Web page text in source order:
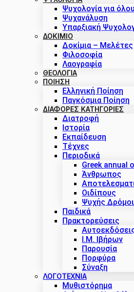
Ψυχολογία για
Ψυχανάλυση
Υπαρξιακή
ΔΟΚΊΜΙΟ
Δοκίμια – Μελέτες
Φιλοσοφία
Λαογραφία
ΘΕΟΛΟΓΙΑ
ΠΟΙΗΣΗ
Ελληνική Ποίηση
Παγκόσμια Ποίηση
ΔΙΑΦΟΡΕΣ ΚΑΤΗΓΟΡΙΕΣ
Διατροφή
Ιστορία
Εκπαίδευση
Τέχνες
Περιοδικά
Greek annual
Άνθρωπος
Οιδίπους
Ψυχής Δρόμοι
Παιδικά
Πρακτoρεύσεις
Ι.Μ. Ιβήρων
Παρουσία
Πορφύρα
Σύναξη
ΛΟΓΟΤΕΧΝΙΑ
Μυθιστόρημα